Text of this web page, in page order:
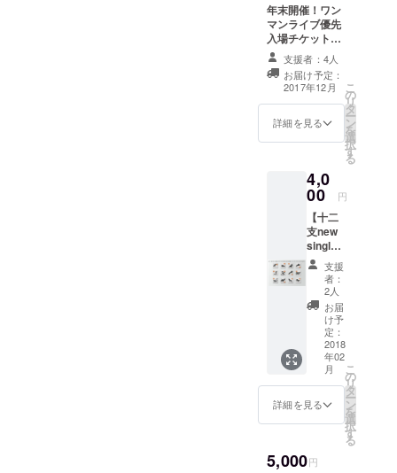
年末開催！ワン
マンライブ優先
入場チケット！
誰よりも早くに
入場！！！！
支援者：4人
お届け予定：
2017年12月
詳細を見る
こ
の
リ
タ
ー
ン
を
選
択
す
る
4,0
00 円
【十二
支new
single
】の中
からお
好きな
もの3作
品！(メ
ンバー
サイン
入りで
も可！)
支援
者：
2人
お届
け予
定：
2018
年02
月
詳細を見る
こ
の
リ
タ
ー
ン
を
選
択
す
る
5,000円